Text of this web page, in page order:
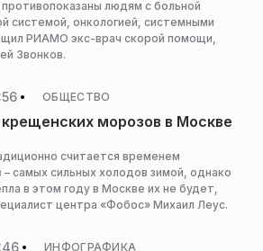
людям с больной
системой, онкологией, системными
РИАМО экс-врач скорой помощи,
Звонков.
ОБЩЕСТВО
морозов в Москве
считается временем
самых сильных холодов зимой, однако
в этом году в Москве их не будет,
центра «Фобос» Михаил Леус.
ИНФОГРАФИКА